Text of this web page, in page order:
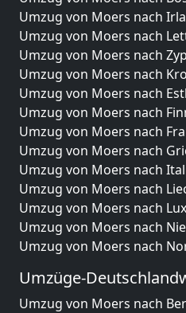
Umzug von Moers nach
Umzug von Moers nach
Umzug von Moers nach
Umzug von Moers nach
Umzug von Moers nach
Umzug von Moers nach
Umzug von Moers nach
Umzug von Moers nach
Umzug von Moers nach
Umzug von Moers nach
Umzug von Moers nach
Umzug von Moers nach
Umzug von Moers nach
Umzüge-
Umzug von Moers nach